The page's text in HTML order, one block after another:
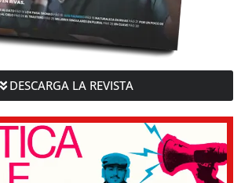
DESCARGA LA REVISTA